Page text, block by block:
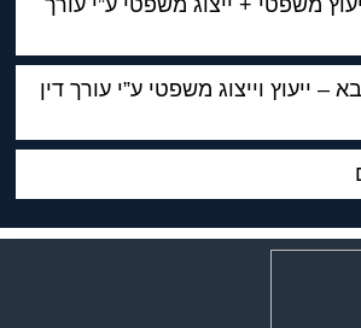
משפטי + ייצוג משפטי ע”י עורך
– ייעוץ וייצוג משפטי ע”י עורך דין